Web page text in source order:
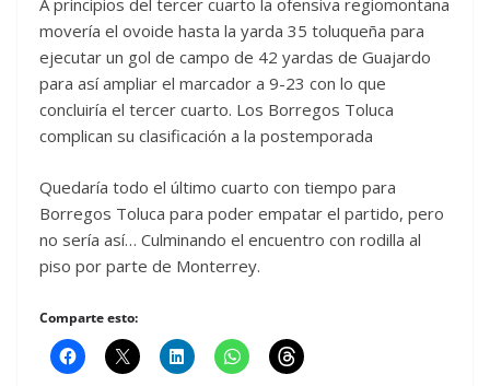
A principios del tercer cuarto la ofensiva regiomontana
movería el ovoide hasta la yarda 35 toluqueña para
ejecutar un gol de campo de 42 yardas de Guajardo
para así ampliar el marcador a 9-23 con lo que
concluiría el tercer cuarto. Los Borregos Toluca
complican su clasificación a la postemporada
Quedaría todo el último cuarto con tiempo para
Borregos Toluca para poder empatar el partido, pero
no sería así… Culminando el encuentro con rodilla al
piso por parte de Monterrey.
Comparte esto: